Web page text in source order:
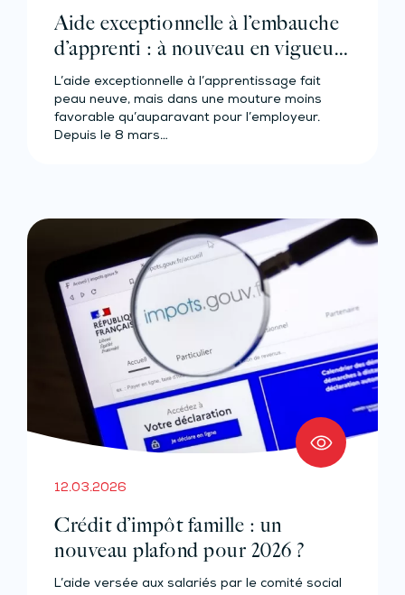
Aide exceptionnelle à l’embauche
d’apprenti : à nouveau en vigueur
!
L’aide exceptionnelle à l’apprentissage fait
peau neuve, mais dans une mouture moins
favorable qu’auparavant pour l’employeur.
Depuis le 8 mars…
12.03.2026
Crédit d’impôt famille : un
nouveau plafond pour 2026 ?
L’aide versée aux salariés par le comité social